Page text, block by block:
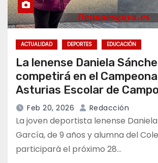
ACTUALIDAD DEPORTES EDUCACIÓN
La lenense Daniela
competirá en el
Asturias Escolar de
Feb 20, 2026 Redacción
La joven deportista lenense
García, de 9 años y alumna del
participará el próximo 28…